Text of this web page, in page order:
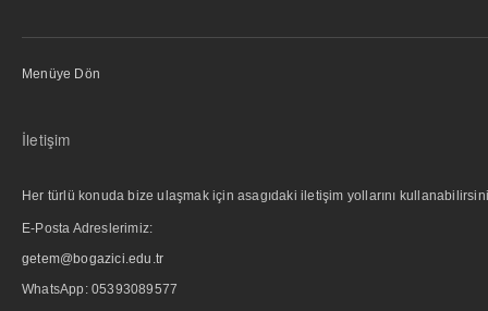
Menüye Dön
İletişim
Her türlü konuda bize ulaşmak için asagıdaki iletişim yollarını
E-Posta Adreslerimiz:
getem@bogazici.edu.tr
WhatsApp: 05393089577